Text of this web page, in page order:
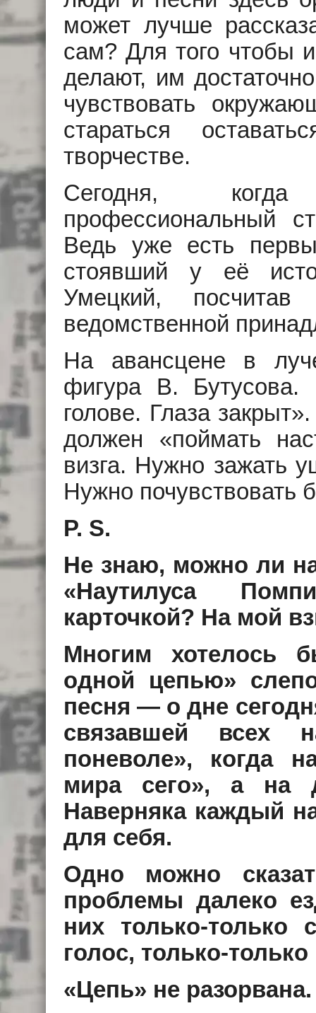
может лучше
сам? Для того чтобы
делают, им
чувствовать
стараться
творчестве.
Сегодня,
профессиональный
Ведь уже есть
стоявший у её
Умецкий, посчитав
ведомственной
На авансцене в
фигура В. Бутусова.
голове. Глаза
должен «поймать
визга. Нужно зажать
Нужно почувствовать
P. S.
Не знаю, можно ли
«Наутилуса
карточкой? На мой
Многим хотелось
одной цепью»
песня — о дне
связавшей всех
поневоле», когда
мира сего», а на
Наверняка каждый
для себя.
Одно можно
проблемы далеко
них только-только
голос, только-
«Цепь» не